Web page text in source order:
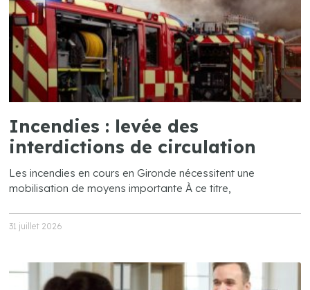
Incendies : levée des
interdictions de circulation
Les incendies en cours en Gironde nécessitent une
mobilisation de moyens importante À ce titre,
31 juillet 2026